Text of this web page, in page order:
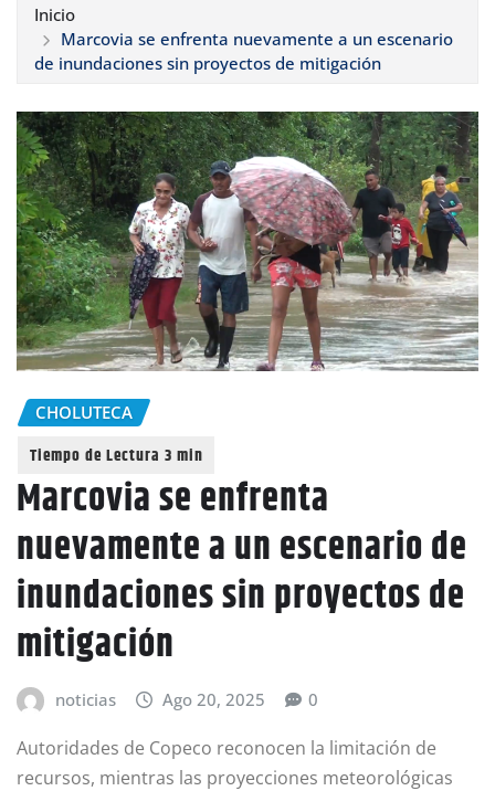
Inicio
Marcovia se enfrenta nuevamente a un escenario
de inundaciones sin proyectos de mitigación
CHOLUTECA
Marcovia se enfrenta
nuevamente a un escenario de
inundaciones sin proyectos de
mitigación
noticias Ago 20, 2025 0
Autoridades de Copeco reconocen la limitación de
recursos, mientras las proyecciones meteorológicas